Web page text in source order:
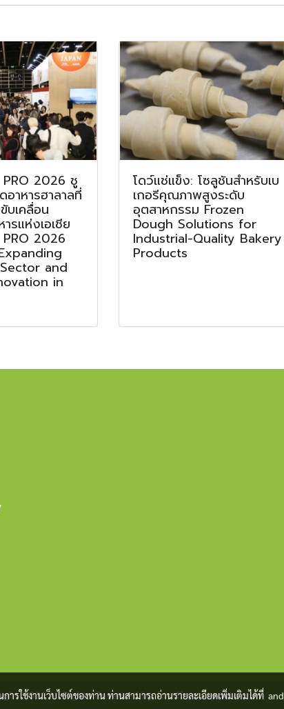
2026 ชู
าหารฮาลาลที่
บเคลื่อน
รแห่งเอเชีย
2026
and
in
โดว์แช่แข็ง: โซลูชันสำหรับเบ
เกอรีคุณภาพสูงระดับ
อุตสาหกรรม Frozen
Dough Solutions for
Industrial-Quality Bakery
Products
2021 All Rights Reserved by foodfocusupdate.com
รใช้งานเว็บไซต์ของท่าน ท่านสามารถอ่านรายละเอียดเพิ่มเติมได้ที่ and